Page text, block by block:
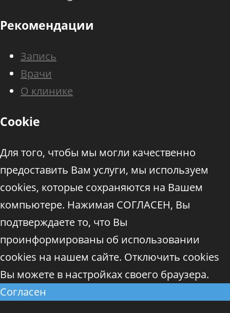
Рекомендации
Запись
Врачи
О клинике
Cookie
Для того, чтобы мы могли качественно
предоставить Вам услуги, мы используем
cookies, которые сохраняются на Вашем
компьютере. Нажимая СОГЛАСЕН, Вы
подтверждаете то, что Вы
проинформированы об использовании
cookies на нашем сайте. Отключить cookies
Вы можете в настройках своего браузера.
Согласен